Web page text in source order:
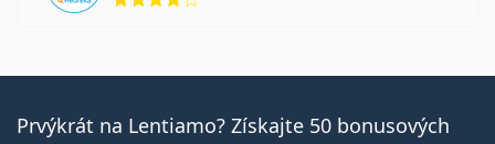
Prvýkrát na Lentiamo? Získajte 50 bonusových